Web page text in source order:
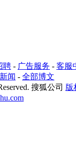
聘 - 广告服务 - 客服
闻 - 全部博文
搜狐公司 版